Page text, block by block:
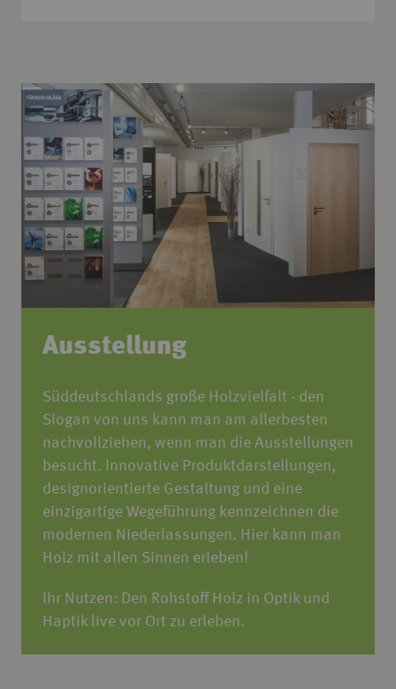
Ausstellung
Süddeutschlands große Holzvielfalt - den
Slogan von uns kann man am allerbesten
nachvollziehen, wenn man die Ausstellungen
besucht. Innovative Produktdarstellungen,
designorientierte Gestaltung und eine
einzigartige Wegeführung kennzeichnen die
modernen Niederlassungen. Hier kann man
Holz mit allen Sinnen erleben!
Ihr Nutzen: Den Rohstoff Holz in Optik und
Haptik live vor Ort zu erleben.